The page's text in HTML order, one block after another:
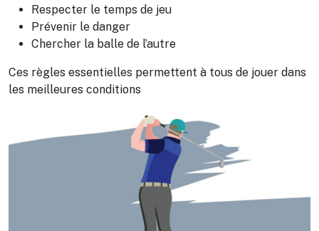
Respecter le temps de jeu
Prévenir le danger
Chercher la balle de l’autre
Ces règles essentielles permettent à tous de jouer dans
les meilleures conditions